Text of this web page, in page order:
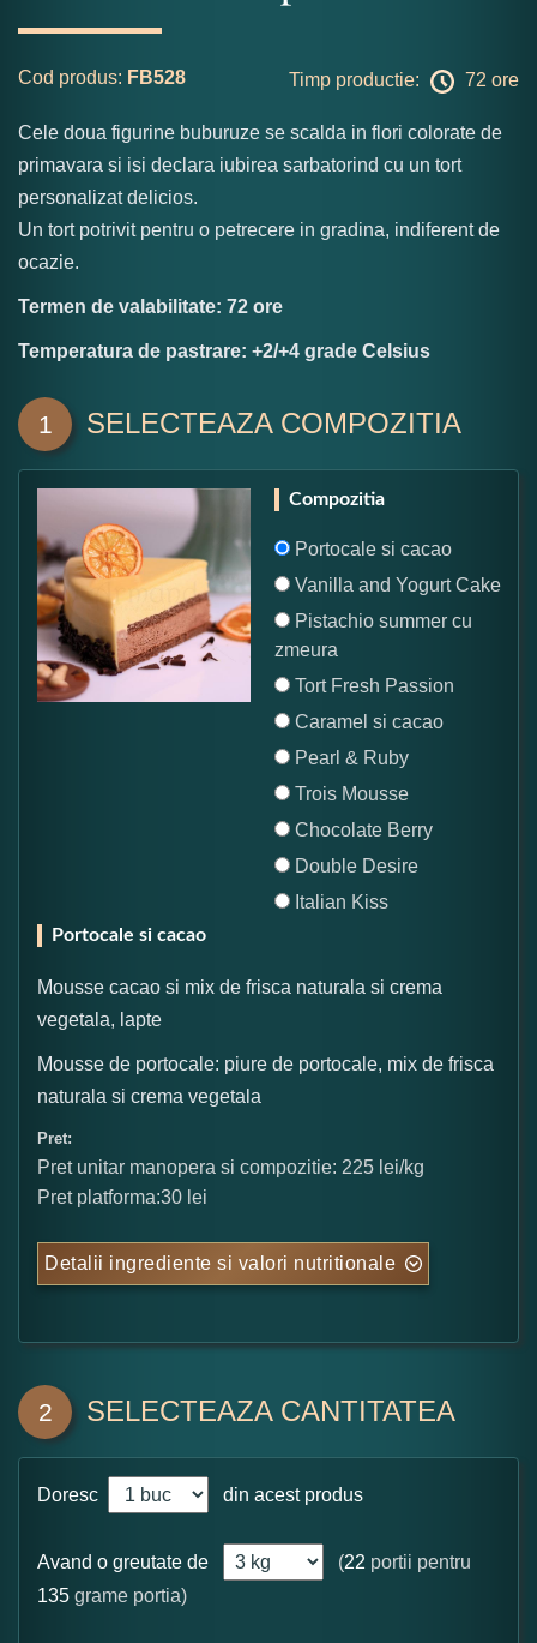
Cod produs: FB528 Timp productie: 72 ore
Cele doua figurine buburuze se scalda in flori colorate de
primavara si isi declara iubirea sarbatorind cu un tort
personalizat delicios.
Un tort potrivit pentru o petrecere in gradina, indiferent de
ocazie.
Termen de valabilitate: 72 ore
Temperatura de pastrare: +2/+4 grade Celsius
1 SELECTEAZA COMPOZITIA
Compozitia
Portocale si cacao
Vanilla and Yogurt Cake
Pistachio summer cu
zmeura
Tort Fresh Passion
Caramel si cacao
Pearl & Ruby
Trois Mousse
Chocolate Berry
Double Desire
Italian Kiss
Portocale si cacao
Mousse cacao si mix de frisca naturala si crema
vegetala, lapte
Mousse de portocale: piure de portocale, mix de frisca
naturala si crema vegetala
Pret:
Pret unitar manopera si compozitie: 225 lei/kg
Pret platforma:30 lei
Detalii ingrediente si valori nutritionale
2 SELECTEAZA CANTITATEA
Doresc din acest produs
Avand o greutate de (22 portii pentru
135 grame portia)